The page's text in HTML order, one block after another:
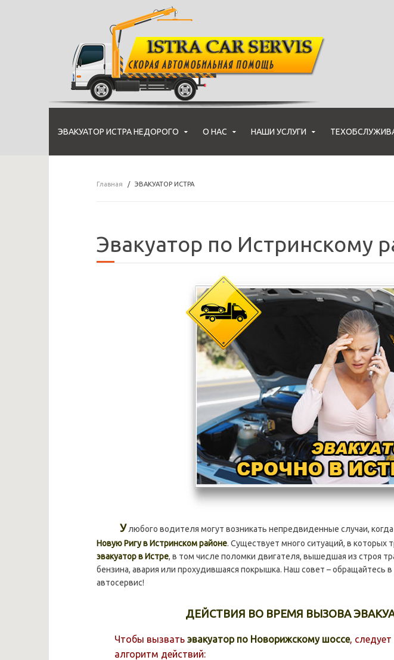
ЭВАКУАТОР ИСТРА НЕДОРОГО О НАС НАШИ УСЛУГИ
Главная ЭВАКУАТОР ИСТРА
Эвакуатор по Истринскому
У любого водителя могут возникать непредвиденные случаи,
Новую Ригу в Истринском районе. Существует много ситуаций, в которых
эвакуатор в Истре, в том числе поломки двигателя, вышедшая из строя
бензина, авария или прохудившаяся покрышка. Наш совет – обращайтесь
автосервис!
ДЕЙСТВИЯ ВО ВРЕМЯ ВЫЗОВА
Чтобы вызвать эвакуатор по Новорижскому шоссе,
алгоритм действий: